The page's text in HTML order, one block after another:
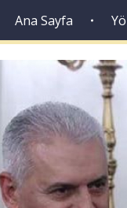
Ana Sayfa